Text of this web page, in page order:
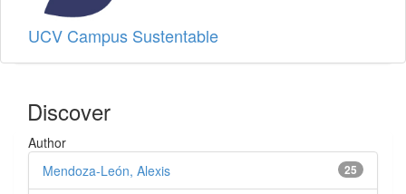
UCV Campus Sustentable
Discover
Author
25
Mendoza-León, Alexis